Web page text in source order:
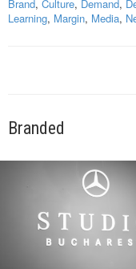
Brand, Culture, Demand,
Learning, Margin, Media,
Branded